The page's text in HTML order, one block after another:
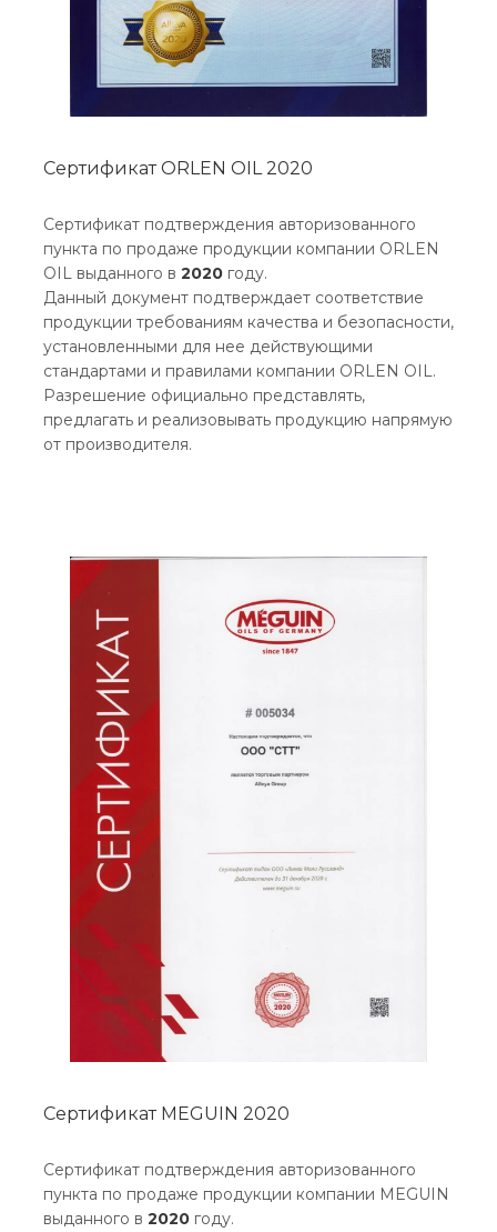
Сертификат ORLEN OIL 2020
Сертификат подтверждения авторизованного
пункта по продаже продукции компании ORLEN
OIL выданного в 2020 году.
Данный документ подтверждает соответствие
продукции требованиям качества и безопасности,
установленными для нее действующими
стандартами и правилами компании ORLEN OIL.
Разрешение официально представлять,
предлагать и реализовывать продукцию напрямую
от производителя.
Сертификат MEGUIN 2020
Сертификат подтверждения авторизованного
пункта по продаже продукции компании MEGUIN
выданного в 2020 году.